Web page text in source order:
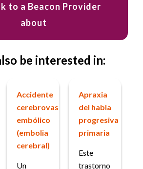
to a Beacon Provider
about
be interested in:
Accidente
cerebrovascular
embólico
(embolia
cerebral)
Un
Apraxia
del habla
progresiva
primaria
Este
trastorno